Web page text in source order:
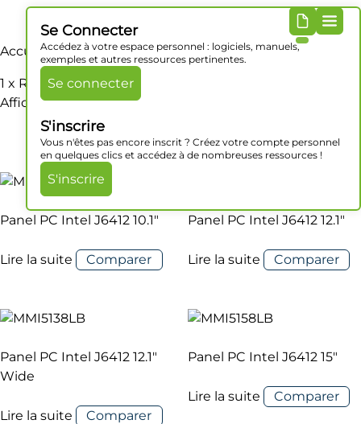
Se Connecter
Accédez à votre espace personnel : logiciels, manuels,
exemples et autres ressources pertinentes.
Se connecter
S'inscrire
Vous n'êtes pas encore inscrit ? Créez votre compte personnel
en quelques clics et accédez à de nombreuses ressources !
S'inscrire
Accueil/ Produit Série / 1 x RS232/422/485
1 x RS232/422/485
Affichage de 1–16 sur 21 résultats
Panel PC Intel J6412 10.1″
Lire la suite Comparer
Panel PC Intel J6412 12.1″
Lire la suite Comparer
Panel PC Intel J6412 12.1″
Wide
Lire la suite Comparer
Panel PC Intel J6412 15″
Lire la suite Comparer